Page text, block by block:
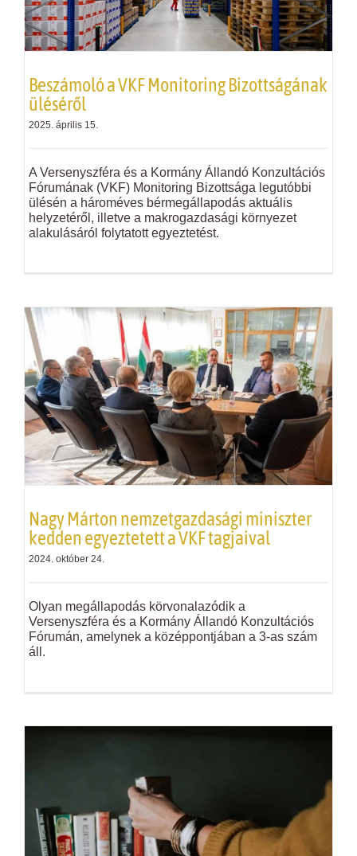
Beszámoló aVKFMonitoring Bizottságának
üléséről
2025. április 15.
A Versenyszféra és a Kormány Állandó Konzultációs
Fórumának (VKF) Monitoring Bizottsága legutóbbi
ülésén a hároméves bérmegállapodás aktuális
helyzetéről, illetve a makrogazdasági környezet
alakulásáról folytatott egyeztetést.
Nagy Márton nemzetgazdasági miniszter
kedden egyeztetett aVKFtagjaival
2024. október 24.
Olyan megállapodás körvonalazódik a
Versenyszféra és a Kormány Állandó Konzultációs
Fórumán, amelynek a középpontjában a 3-as szám
áll.